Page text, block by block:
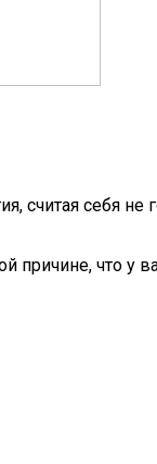
считая себя не
что у